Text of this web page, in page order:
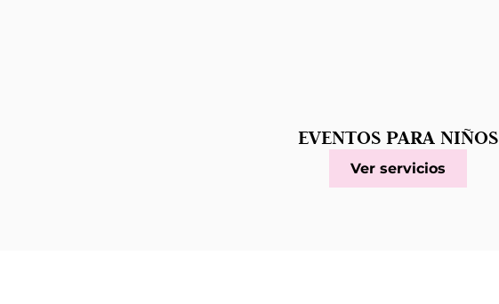
EVENTOS PARA NIÑOS
Ver servicios